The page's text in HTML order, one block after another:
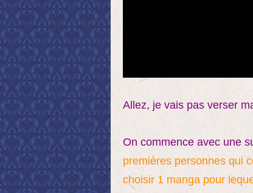
Allez, je vais pas verser
On commence avec une
premières personnes qui
choisir 1 manga pour